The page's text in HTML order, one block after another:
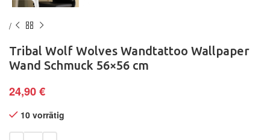
Tribal Wolf Wolves Wandtattoo Wallpaper
Wand Schmuck 56×56 cm
24,90€
10 vorrätig